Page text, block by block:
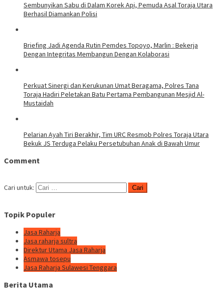
Sembunyikan Sabu di Dalam Korek Api, Pemuda Asal Toraja Utara
Berhasil Diamankan Polisi
Briefing Jadi Agenda Rutin Pemdes Topoyo, Marlin : Bekerja
Dengan Integritas Membangun Dengan Kolaborasi
Perkuat Sinergi dan Kerukunan Umat Beragama, Polres Tana
Toraja Hadiri Peletakan Batu Pertama Pembangunan Mesjid Al-
Mustaidah
Pelarian Ayah Tiri Berakhir, Tim URC Resmob Polres Toraja Utara
Bekuk JS Terduga Pelaku Persetubuhan Anak di Bawah Umur
Comment
Cari untuk:
Topik Populer
Jasa Raharja
Jasa raharja sultra
Direktur Utama Jasa Raharja
Asmawa tosepu
Jasa Raharja Sulawesi Tenggara
Berita Utama